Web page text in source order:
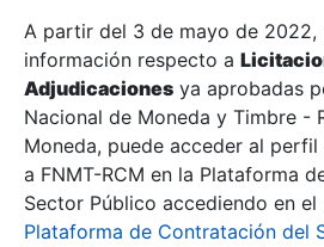
Erakutsi/Ezkutatu
Erakutsi/Ezkutatu
Erakutsi/Ezkutatu
A partir del 3 de mayo de 2022,
información respecto a
Adjudicaciones ya aprobadas
Nacional de Moneda y Timbre -
Moneda, puede acceder al
a FNMT-RCM en la Plataforma
Sector Público accediendo en el
Plataforma de Contratación del